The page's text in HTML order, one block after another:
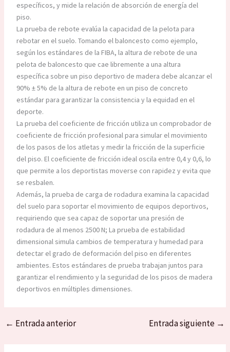
específicos, y mide la relación de absorción de energía del
piso.
La prueba de rebote evalúa la capacidad de la pelota para
rebotar en el suelo. Tomando el baloncesto como ejemplo,
según los estándares de la FIBA, la altura de rebote de una
pelota de baloncesto que cae libremente a una altura
específica sobre un piso deportivo de madera debe alcanzar el
90% ± 5% de la altura de rebote en un piso de concreto
estándar para garantizar la consistencia y la equidad en el
deporte.
La prueba del coeficiente de fricción utiliza un comprobador de
coeficiente de fricción profesional para simular el movimiento
de los pasos de los atletas y medir la fricción de la superficie
del piso. El coeficiente de fricción ideal oscila entre 0,4 y 0,6, lo
que permite a los deportistas moverse con rapidez y evita que
se resbalen.
Además, la prueba de carga de rodadura examina la capacidad
del suelo para soportar el movimiento de equipos deportivos,
requiriendo que sea capaz de soportar una presión de
rodadura de al menos 2500 N; La prueba de estabilidad
dimensional simula cambios de temperatura y humedad para
detectar el grado de deformación del piso en diferentes
ambientes. Estos estándares de prueba trabajan juntos para
garantizar el rendimiento y la seguridad de los pisos de madera
deportivos en múltiples dimensiones.
← Entrada anterior Entrada siguiente →